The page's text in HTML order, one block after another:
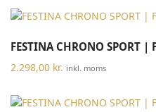
FESTINA CHRONO SPORT |
2.298,00 kr. inkl. moms